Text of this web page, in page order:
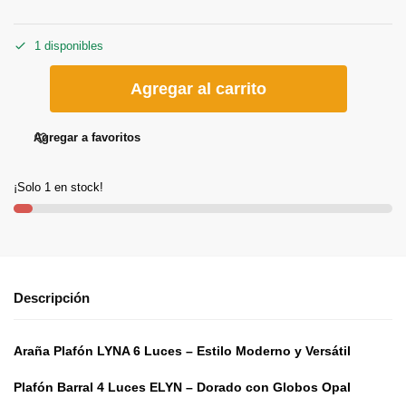
1 disponibles
Agregar al carrito
Agregar a favoritos
¡Solo 1 en stock!
Descripción
Araña Plafón LYNA 6 Luces – Estilo Moderno y Versátil
Plafón Barral 4 Luces ELYN – Dorado con Globos Opal